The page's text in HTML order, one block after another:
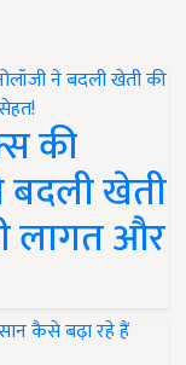
की
बदली खेती
लागत और